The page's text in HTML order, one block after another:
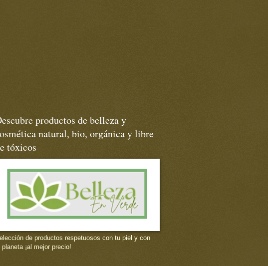
productos de belleza y
natural, bio, orgánica y libre
tóxicos
de productos respetuosos con tu piel y con
planeta ¡al mejor precio!